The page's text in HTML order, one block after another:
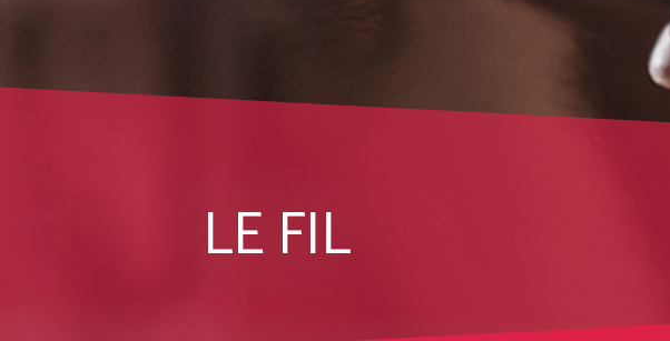
LE FIL